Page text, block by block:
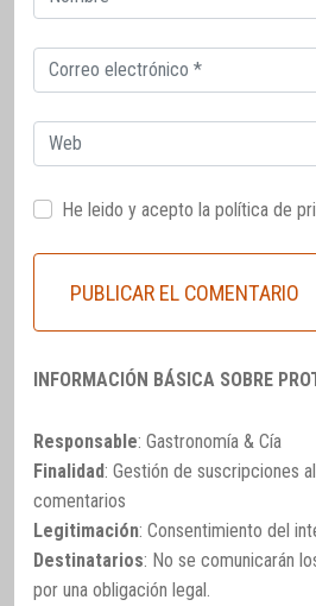
electrónico
Correo
electrónico
Web
He leido y acepto la política de
INFORMACIÓN BÁSICA SOBRE
Responsable: Gastronomía & Cía
Finalidad: Gestión de suscripciones
comentarios
Legitimación: Consentimiento del
Destinatarios: No se comunicarán
por una obligación legal.